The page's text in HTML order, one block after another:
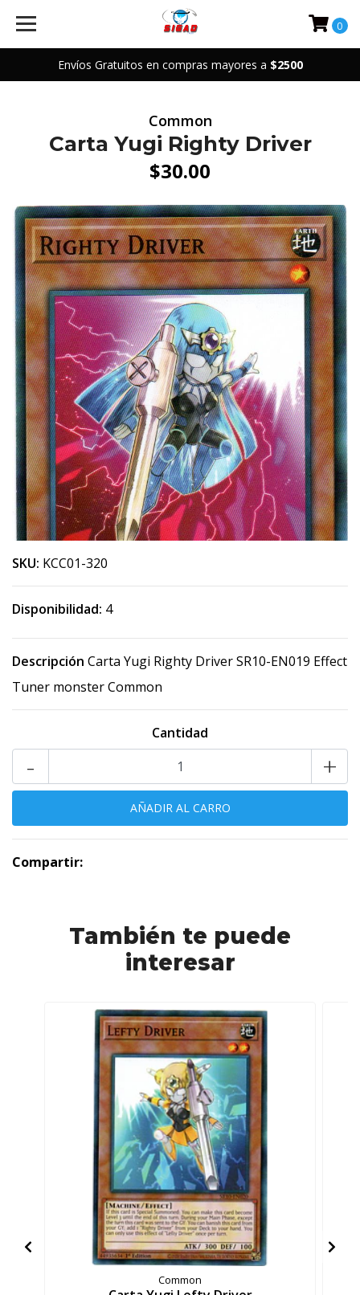
Envíos Gratuitos en compras mayores a $2500
0
Common
Carta Yugi Righty Driver
$30.00
SKU: KCC01-320
Disponibilidad: 4
Descripción Carta Yugi Righty Driver SR10-EN019 Effect
Tuner monster Common
Cantidad
+
-
Compartir:
También te puede
interesar
Common